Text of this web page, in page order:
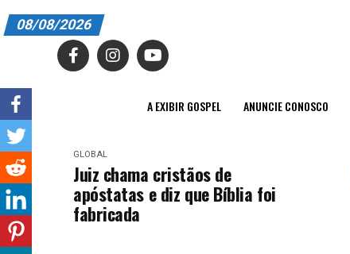
A EXIBIR GOSPEL
EDITORIAL
08/08/2026
A EXIBIR GOSPEL ANUNCIE CONOSCO
GLOBAL
Juiz chama cristãos de
apóstatas e diz que Bíblia foi
fabricada